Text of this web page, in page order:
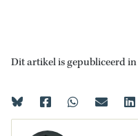
Dit artikel is gepubliceerd in